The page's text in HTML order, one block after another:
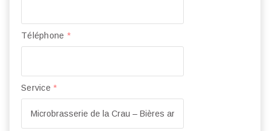
Téléphone *
Service *